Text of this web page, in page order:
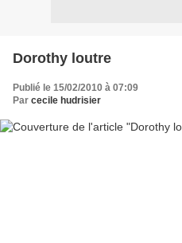
Dorothy loutre
Publié le 15/02/2010 à 07:09
Par cecile hudrisier